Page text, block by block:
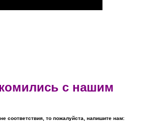
с нашим
соответствия, то пожалуйста, напишите нам: